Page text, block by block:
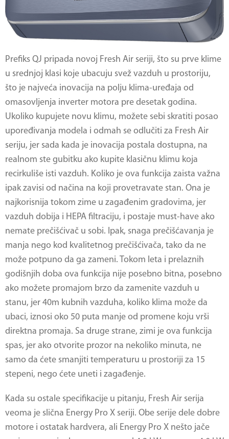
Prefiks QJ pripada novoj Fresh Air seriji, što su prve klime
u srednjoj klasi koje ubacuju svež vazduh u prostoriju,
što je najveća inovacija na polju klima-uređaja od
omasovljenja inverter motora pre desetak godina.
Ukoliko kupujete novu klimu, možete sebi skratiti posao
upoređivanja modela i odmah se odlučiti za Fresh Air
seriju, jer sada kada je inovacija postala dostupna, na
realnom ste gubitku ako kupite klasičnu klimu koja
recirkuliše isti vazduh. Koliko je ova funkcija zaista važna
ipak zavisi od načina na koji provetravate stan. Ona je
najkorisnija tokom zime u zagađenim gradovima, jer
vazduh dobija i HEPA filtraciju, i postaje must-have ako
nemate prečišćivač u sobi. Ipak, snaga prečišćavanja je
manja nego kod kvalitetnog prečišćivača, tako da ne
može potpuno da ga zameni. Tokom leta i prelaznih
godišnjih doba ova funkcija nije posebno bitna, posebno
ako možete promajom brzo da zamenite vazduh u
stanu, jer 40m kubnih vazduha, koliko klima može da
ubaci, iznosi oko 50 puta manje od promene koju vrši
direktna promaja. Sa druge strane, zimi je ova funkcija
spas, jer ako otvorite prozor na nekoliko minuta, ne
samo da ćete smanjiti temperaturu u prostoriji za 15
stepeni, nego ćete uneti i zagađenje.
Kada su ostale specifikacije u pitanju, Fresh Air serija
veoma je slična Energy Pro X seriji. Obe serije dele dobre
motore i ostatak hardvera, ali Energy Pro X nešto jače